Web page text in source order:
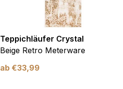
Teppichläufer Crystal
Beige Retro Meterware
ab €33,99